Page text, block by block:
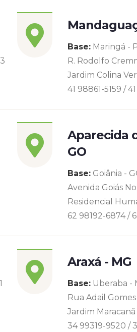
Base: Maringá -
R. Rodolfo
Jardim Colina
41 98861-5159 /
Aparecida
GO
Base: Goiânia -
Avenida Goiás
Residencial
62 98192-6874 /
Araxá - MG
Base: Uberaba -
Rua Adail
Jardim Maracanã
34 99319-9520 /